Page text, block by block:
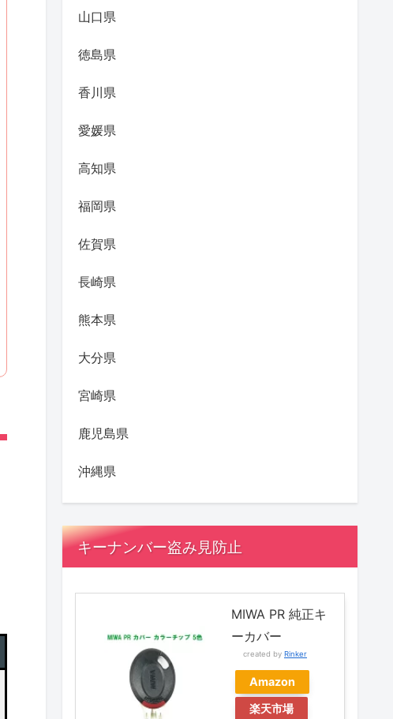
山口県
徳島県
香川県
愛媛県
高知県
福岡県
佐賀県
長崎県
熊本県
大分県
宮崎県
鹿児島県
沖縄県
キーナンバー盗み見防止
MIWA PR 純正キ
ーカバー
created by Rinker
Amazon
楽天市場